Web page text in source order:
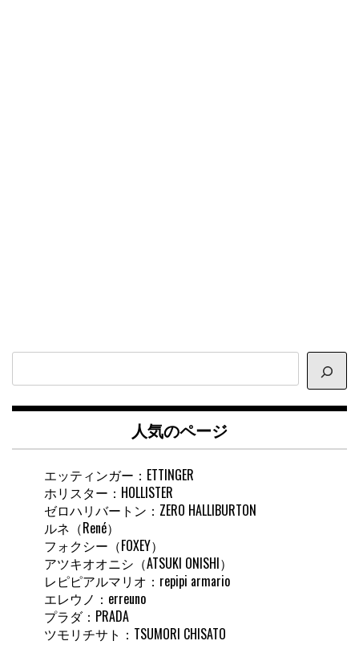
サ
内
索
人気のページ
エッティンガー：ETTINGER
ホリスター：HOLLISTER
ゼロハリバートン：ZERO HALLIBURTON
ルネ（René）
フォクシー（FOXEY）
アツキオオニシ（ATSUKI ONISHI）
レピピアルマリオ：repipi armario
エレウノ：erreuno
プラダ：PRADA
ツモリチサト：TSUMORI CHISATO